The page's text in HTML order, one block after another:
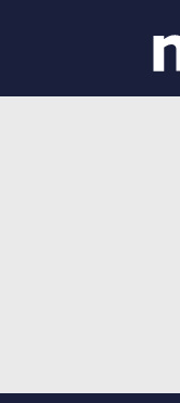
Email
Facebook
Twitter
global.social-